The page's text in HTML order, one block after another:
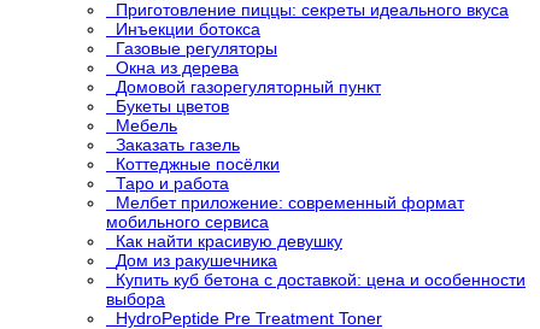
Приготовление пиццы: секреты идеального вкуса
Инъекции ботокса
Газовые регуляторы
Окна из дерева
Домовой газорегуляторный пункт
Букеты цветов
Мебель
Заказать газель
Коттеджные посёлки
Таро и работа
Мелбет приложение: современный формат
мобильного сервиса
Как найти красивую девушку
Дом из ракушечника
Купить куб бетона с доставкой: цена и особенности
выбора
HydroPeptide Pre Treatment Toner